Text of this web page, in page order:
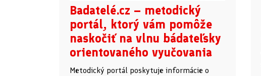
Badatelé.cz – metodický
portál, ktorý vám pomôže
naskočiť na vlnu bádateľsky
orientovaného vyučovania
Metodický portál poskytuje informácie o